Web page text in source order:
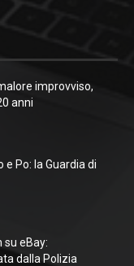
improvviso,
anni
Po: la Guardia di
eBay:
dalla Polizia